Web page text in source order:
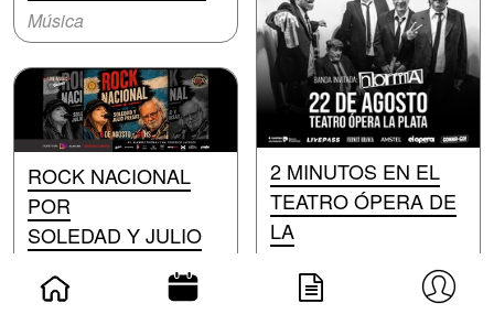
Música
ROCK NACIONAL
POR
SOLEDAD Y JULIO
Música
2 MINUTOS EN EL
TEATRO ÓPERA DE
LA